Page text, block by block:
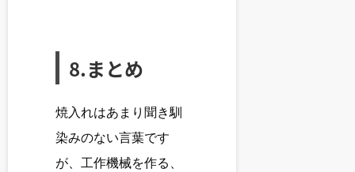
8.まとめ
焼入れはあまり聞き馴
染みのない言葉です
が、工作機械を作る、